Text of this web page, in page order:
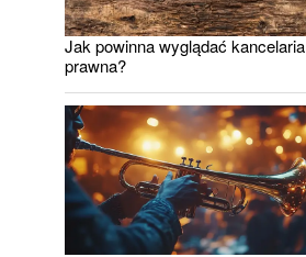
Jak powinna wyglądać kancelaria
prawna?